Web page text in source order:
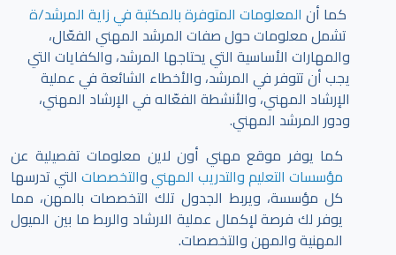
كما أن المعلومات المتوفرة بالمكتبة في زاية المرشد/ة
تشمل معلومات حول صفات المرشد المهني الفعّال،
والمهارات الأساسية التي يحتاجها المرشد، والكفايات التي
يجب أن تتوفر في المرشد، والأخطاء الشائعة في عملية
الإرشاد المهني، والأنشطة الفعّاله في الإرشاد المهني،
ودور المرشد المهني.
كما يوفر موقع مهني أون لاين معلومات تفصيلية عن
مؤسسات التعليم والتدريب المهنيوالتخصصات التي تدرسها
كل مؤسسة، ويربط الجدول تلك التخصصات بالمهن، مما
يوفر لك فرصة لإكمال عملية الارشاد والربط ما بين الميول
المهنية والمهن والتخصصات.